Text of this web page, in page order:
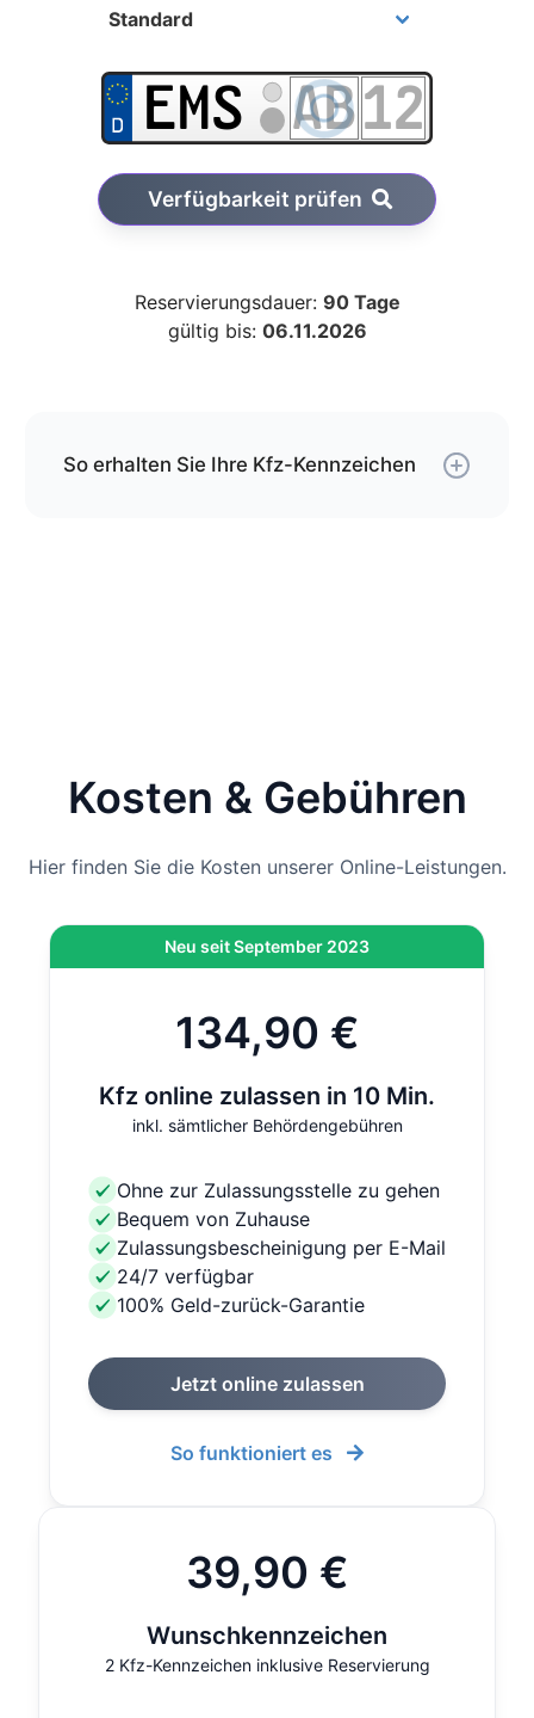
Verfügbarkeit prüfen
Reservierungsdauer: 90 Tage
gültig bis: 06.11.2026
So erhalten Sie Ihre Kfz-Kennzeichen
Zulassung ist diese Gebühr bereits inklusive.
Kosten & Gebühren
Hier finden Sie die Kosten unserer Online-Leistungen.
Neu seit September 2023
134,90 €
Kfz online zulassen in 10 Min.
inkl. sämtlicher Behördengebühren
Ohne zur Zulassungsstelle zu gehen
Bequem von Zuhause
Zulassungsbescheinigung per E-Mail
24/7 verfügbar
100% Geld-zurück-Garantie
Jetzt online zulassen
So funktioniert es
39,90 €
Wunschkennzeichen
2 Kfz-Kennzeichen inklusive Reservierung